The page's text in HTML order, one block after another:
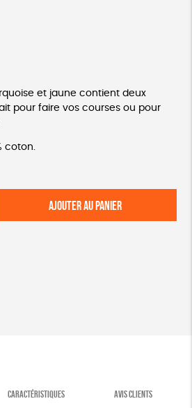
et jaune contient deux
pour faire vos courses ou pour
coton.
AJOUTER AU PANIER
CARACTÉRISTIQUES AVIS CLIENTS